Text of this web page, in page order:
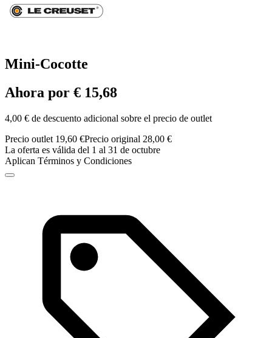
Mini-Cocotte
Ahora por € 15,68
4,00 € de descuento adicional sobre el precio de outlet
Precio outlet 19,60 €Precio original 28,00 €
La oferta es válida del 1 al 31 de octubre
Aplican Términos y Condiciones